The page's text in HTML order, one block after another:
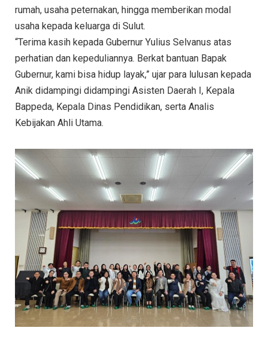
rumah, usaha peternakan, hingga memberikan modal
usaha kepada keluarga di Sulut.
“Terima kasih kepada Gubernur Yulius Selvanus atas
perhatian dan kepeduliannya. Berkat bantuan Bapak
Gubernur, kami bisa hidup layak,” ujar para lulusan kepada
Anik didampingi didampingi Asisten Daerah I, Kepala
Bappeda, Kepala Dinas Pendidikan, serta Analis
Kebijakan Ahli Utama.